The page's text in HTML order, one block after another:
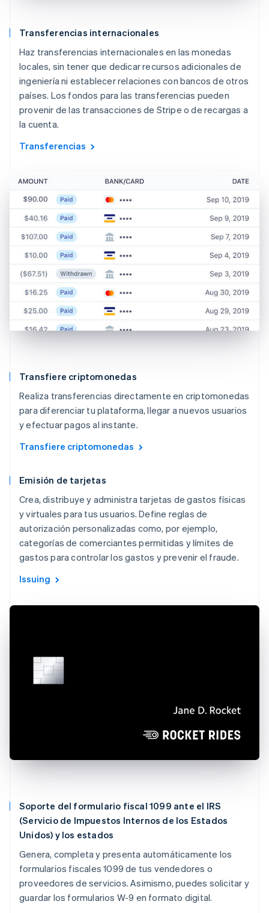
Transferencias internacionales
Haz transferencias internacionales en las monedas
locales, sin tener que dedicar recursos adicionales de
ingeniería ni establecer relaciones con bancos de otros
países. Los fondos para las transferencias pueden
provenir de las transacciones de Stripe o de recargas a
la cuenta.
Transferencias
Transfiere criptomonedas
Realiza transferencias directamente en criptomonedas
para diferenciar tu plataforma, llegar a nuevos usuarios
y efectuar pagos al instante.
Transfiere criptomonedas
Emisión de tarjetas
Crea, distribuye y administra tarjetas de gastos físicas
y virtuales para tus usuarios. Define reglas de
autorización personalizadas como, por ejemplo,
categorías de comerciantes permitidas y límites de
gastos para controlar los gastos y prevenir el fraude.
Issuing
Soporte del formulario fiscal 1099 ante el IRS
(Servicio de Impuestos Internos de los Estados
Unidos) y los estados
Genera, completa y presenta automáticamente los
formularios fiscales 1099 de tus vendedores o
proveedores de servicios. Asimismo, puedes solicitar y
guardar los formularios W-9 en formato digital.